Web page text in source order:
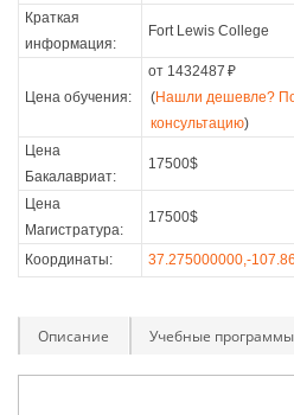
Краткая
информация:
Fort Lewis College
Цена обучения:
от 1432487 ₽
(Нашли дешевле?
консультацию)
Цена
Бакалавриат:
17500$
Цена
Магистратура:
17500$
Координаты: 37.275000000,-
Описание Учебные